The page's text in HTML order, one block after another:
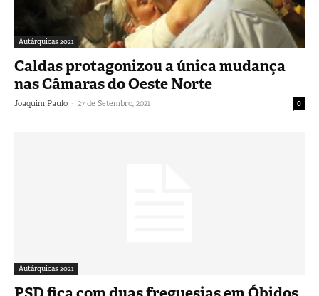
Autárquicas 2021
Caldas protagonizou a única mudança
nas Câmaras do Oeste Norte
Joaquim Paulo - 27 de Setembro, 2021 0
Autárquicas 2021